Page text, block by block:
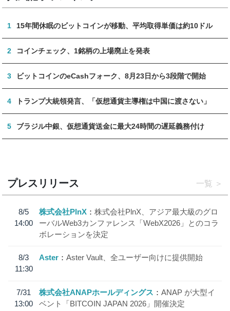
1 15年間休眠のビットコインが移動、平均取得単価は約10ドル
2 コインチェック、1銘柄の上場廃止を発表
3 ビットコインのeCashフォーク、8月23日から3段階で開始
4 トランプ大統領発言、「仮想通貨主導権は中国に渡さない」
5 ブラジル中銀、仮想通貨送金に最大24時間の遅延義務付け
プレスリリース 一覧
8/5
14:00
株式会社PlnX
株式会社PlnX、アジア最大級のグロ
ーバルWeb3カンファレンス「WebX2026」とのコラ
ボレーションを決定
8/3
11:30
Aster Aster Vault、全ユーザー向けに提供開始
7/31
13:00
株式会社ANAPホールディングス
ANAP が大型イ
ベント「BITCOIN JAPAN 2026」開催決定